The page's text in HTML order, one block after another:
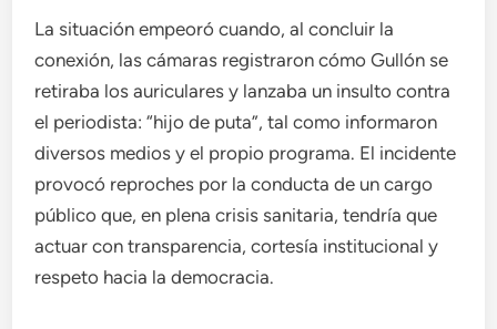
La situación empeoró cuando, al concluir la
conexión, las cámaras registraron cómo Gullón se
retiraba los auriculares y lanzaba un insulto contra
el periodista: “hijo de puta”, tal como informaron
diversos medios y el propio programa. El incidente
provocó reproches por la conducta de un cargo
público que, en plena crisis sanitaria, tendría que
actuar con transparencia, cortesía institucional y
respeto hacia la democracia.